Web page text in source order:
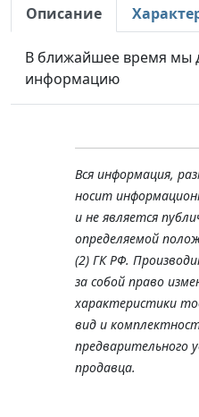
Описание
В ближайшее время мы
информацию
Вся информация,
носит
и не является
определяемой
(2) ГК РФ.
за собой право
характеристики
вид и
предварительного
продавца.